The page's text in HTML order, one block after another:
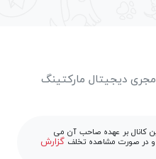
دیجیتال مارکتینگ
کانال بر عهده صاحب آن می
و در صورت مشاهده تخلف گزارش